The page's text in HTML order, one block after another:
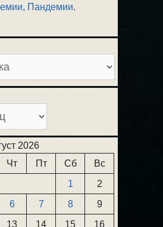
Пандемии.
2026
Чт Пт Сб
Вс
1
2
6 7 8
9
13 14 15
16